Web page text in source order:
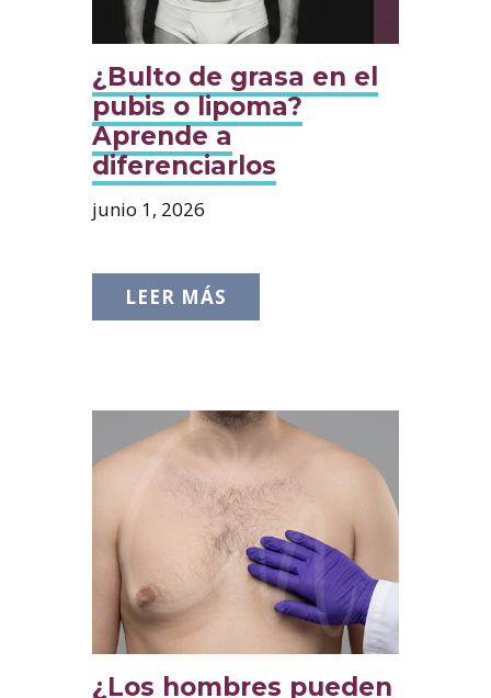
¿Bulto de grasa en el
pubis o lipoma?
Aprende a
diferenciarlos
junio 1, 2026
LEER MÁS
¿Los hombres pueden